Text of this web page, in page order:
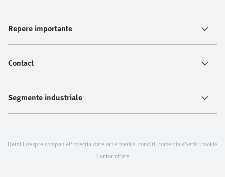
Repere importante
Contact
Segmente industriale
Detalii despre companieProtectia datelorTermeni si conditii comercialeSetări cookie
Conformitate